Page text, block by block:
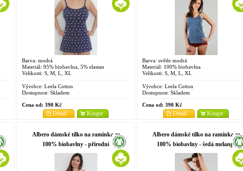
Barva: modrá
Materiál: 95% biobavlna, 5% elastan
Velikosti: S, M, L, XL
Výrobce: Leela Cotton
Dostupnost: Skladem
Cena od: 390 Kč
Koupit
Detail
Barva: světle modrá
Materiál: 100% biobavlna
Velikosti: S, M, L, XL
Výrobce: Leela Cotton
Dostupnost: Skladem
Cena od: 390 Kč
Koupit
Detail
Albero dámské tílko na ramínka ze
100% biobavlny - přírodní
Albero dámské tílko na ramínka ze
100% biobavlny - šedá melange